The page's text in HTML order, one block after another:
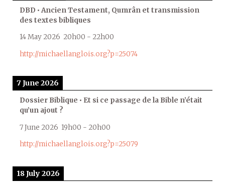
DBD • Ancien Testament, Qumrân et transmission
des textes bibliques
14 May 2026 20h00 - 22h00
http://michaellanglois.org?p=25074
7 June 2026
Dossier Biblique • Et si ce passage de la Bible n’était
qu’un ajout ?
7 June 2026 19h00 - 20h00
http://michaellanglois.org?p=25079
18 July 2026